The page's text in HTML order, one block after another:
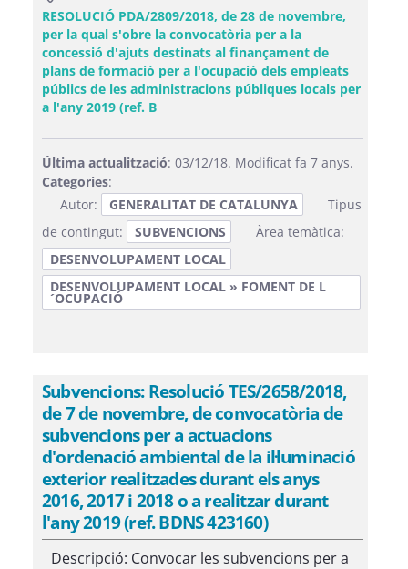
RESOLUCIÓ PDA/2809/2018, de 28 de novembre,
per la qual s'obre la convocatòria per a la
concessió d'ajuts destinats al finançament de
plans de formació per a l'ocupació dels empleats
públics de les administracions públiques locals per
a l'any 2019 (ref. B(Obre una finestra nova)
Última actualització: 03/12/18. Modificat fa 7 anys.
Categories:
Autor:
GENERALITAT DE CATALUNYA
Tipus
de contingut:
SUBVENCIONS
Àrea temàtica:
DESENVOLUPAMENT LOCAL
DESENVOLUPAMENT LOCAL » FOMENT DE L
´OCUPACIÓ
Subvencions: Resolució TES/2658/2018,
de 7 de novembre, de convocatòria de
subvencions per a actuacions
d'ordenació ambiental de la il·luminació
exterior realitzades durant els anys
2016, 2017 i 2018 o a realitzar durant
l'any 2019 (ref. BDNS 423160)
Descripció: Convocar les subvencions per a